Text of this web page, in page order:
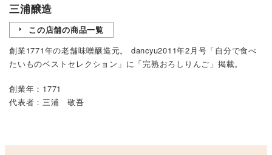
三浦醸造
この店舗の商品一覧
創業1771年の老舗味噌醸造元。 dancyu2011年2月号「自分で食べ
たいものベストセレクション」に「完熟おろしりんご」掲載。
創業年：1771
代表者：三浦 敬吾